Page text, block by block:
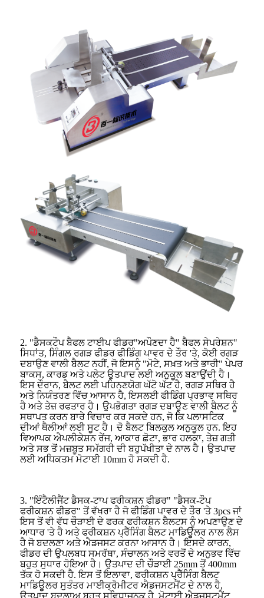
2. "ਡੈਸਕਟੌਪ ਬੈਫਲ ਟਾਈਪ ਫੀਡਰ"ਅਪੌਣਦਾ ਹੈ" ਬੈਫਲ ਸੇਪਰੇਸ਼ਨ"
ਸਿਧਾਂਤ, ਸਿੰਗਲ ਰਗੜ ਫੀਡਰ ਫੀਡਿੰਗ ਪਾਵਰ ਦੇ ਤੌਰ 'ਤੇ, ਕੋਈ ਰਗੜ
ਦਬਾਉਣ ਵਾਲੀ ਬੈਲਟ ਨਹੀਂ, ਜੋ ਇਸਨੂੰ "ਮੋਟੇ, ਸਖ਼ਤ ਅਤੇ ਭਾਰੀ" ਪੇਪਰ
ਬਾਕਸ, ਕਾਰਡ ਅਤੇ ਪਲੇਟ ਉਤਪਾਦ ਲਈ ਅਨੁਕੂਲ ਬਣਾਉਂਦੀ ਹੈ।
ਇਸ ਦੌਰਾਨ, ਬੈਲਟ ਲਈ ਪਹਿਨਣਯੋਗ ਘੱਟੋ ਘੱਟ ਹੈ, ਰਗੜ ਸਥਿਰ ਹੈ
ਅਤੇ ਨਿਯੰਤਰਣ ਵਿੱਚ ਆਸਾਨ ਹੈ, ਇਸਲਈ ਫੀਡਿੰਗ ਪ੍ਰਭਾਵ ਸਥਿਰ
ਹੈ ਅਤੇ ਤੇਜ਼ ਰਫਤਾਰ ਹੈ। ਉਪਭੋਗਤਾ ਰਗੜ ਦਬਾਉਣ ਵਾਲੀ ਬੈਲਟ ਨੂੰ
ਸਥਾਪਤ ਕਰਨ ਬਾਰੇ ਵਿਚਾਰ ਕਰ ਸਕਦੇ ਹਨ, ਜੋ ਕਿ ਪਲਾਸਟਿਕ
ਦੀਆਂ ਥੈਲੀਆਂ ਲਈ ਸੂਟ ਹੈ। ਦੋ ਬੈਲਟ ਬਿਲਕੁਲ ਅਨੁਕੂਲ ਹਨ. ਇਹ
ਵਿਆਪਕ ਐਪਲੀਕੇਸ਼ਨ ਰੇਂਜ, ਆਕਾਰ ਛੋਟਾ, ਭਾਰ ਹਲਕਾ, ਤੇਜ਼ ਗਤੀ
ਅਤੇ ਸਭ ਤੋਂ ਮਜ਼ਬੂਤ ​​ਸਮੱਗਰੀ ਦੀ ਬਹੁਪੱਖੀਤਾ ਦੇ ਨਾਲ ਹੈ। ਉਤਪਾਦ
ਲਈ ਅਧਿਕਤਮ ਮੋਟਾਈ 10mm ਹੋ ਸਕਦੀ ਹੈ.
3. "ਇੰਟੈਲੀਜੈਂਟ ਡੈਸਕ-ਟਾਪ ਫਰੀਕਸ਼ਨ ਫੀਡਰ" "ਡੈਸਕ-ਟੌਪ
ਫਰੀਕਸ਼ਨ ਫੀਡਰ" ਤੋਂ ਵੱਖਰਾ ਹੈ ਜੋ ਫੀਡਿੰਗ ਪਾਵਰ ਦੇ ਤੌਰ 'ਤੇ 3pcs ਜਾਂ
ਇਸ ਤੋਂ ਵੀ ਵੱਧ ਚੌੜਾਈ ਦੇ ਫਰਕ ਫਰੀਕਸ਼ਨ ਬੈਲਟਸ ਨੂੰ ਅਪਣਾਉਣ ਦੇ
ਆਧਾਰ 'ਤੇ ਹੈ ਅਤੇ ਫਰੀਕਸ਼ਨ ਪ੍ਰੈੱਸਿੰਗ ਬੈਲਟ ਮਾਡਿਊਲਰ ਨਾਲ ਲੈਸ
ਹੈ ਜੋ ਬਦਲਣਾ ਅਤੇ ਐਡਜਸਟ ਕਰਨਾ ਆਸਾਨ ਹੈ। ਇਸਦੇ ਕਾਰਨ,
ਫੀਡਰ ਦੀ ਉਪਲਬਧ ਸਮਰੱਥਾ, ਸੰਚਾਲਨ ਅਤੇ ਵਰਤੋਂ ਦੇ ਅਨੁਭਵ ਵਿੱਚ
ਬਹੁਤ ਸੁਧਾਰ ਹੋਇਆ ਹੈ। ਉਤਪਾਦ ਦੀ ਚੌੜਾਈ 25mm ਤੋਂ 400mm
ਤੱਕ ਹੋ ਸਕਦੀ ਹੈ. ਇਸ ਤੋਂ ਇਲਾਵਾ, ਫਰੀਕਸ਼ਨ ਪ੍ਰੈੱਸਿੰਗ ਬੈਲਟ
ਮਾਡਿਊਲਰ ਸੁਤੰਤਰ ਮਾਈਕ੍ਰੋਮੀਟਰ ਐਡਜਸਟਮੈਂਟ ਦੇ ਨਾਲ ਹੈ,